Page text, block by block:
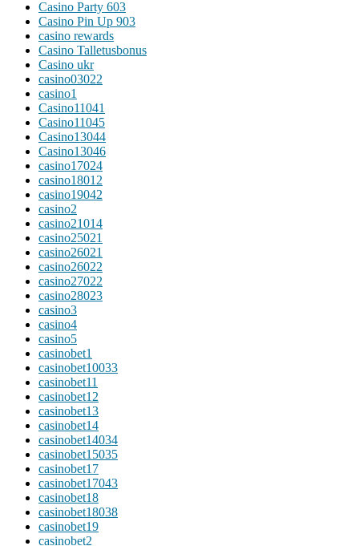
Casino Party 603
Casino Pin Up 903
casino rewards
Casino Talletusbonus
Casino ukr
casino03022
casino1
Casino11041
Casino11045
Casino13044
Casino13046
casino17024
casino18012
casino19042
casino2
casino21014
casino25021
casino26021
casino26022
casino27022
casino28023
casino3
casino4
casino5
casinobet1
casinobet10033
casinobet11
casinobet12
casinobet13
casinobet14
casinobet14034
casinobet15035
casinobet17
casinobet17043
casinobet18
casinobet18038
casinobet19
casinobet2